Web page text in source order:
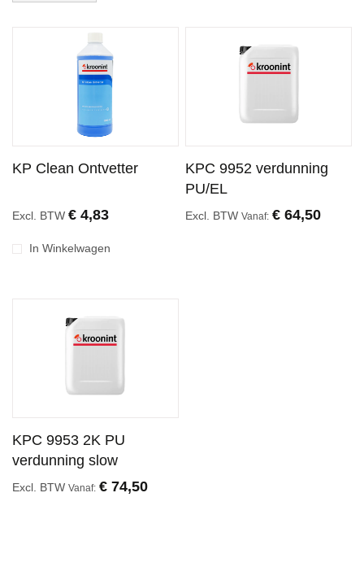
KP Clean Ontvetter
Excl. BTW € 4,83
In Winkelwagen
KPC 9952 verdunning
PU/EL
Excl. BTWVanaf € 64,50
KPC 9953 2K PU
verdunning slow
Excl. BTW Vanaf € 74,50